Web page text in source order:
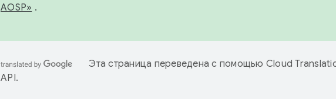
AOSP» .
Эта страница переведена с помощью Cloud
API.